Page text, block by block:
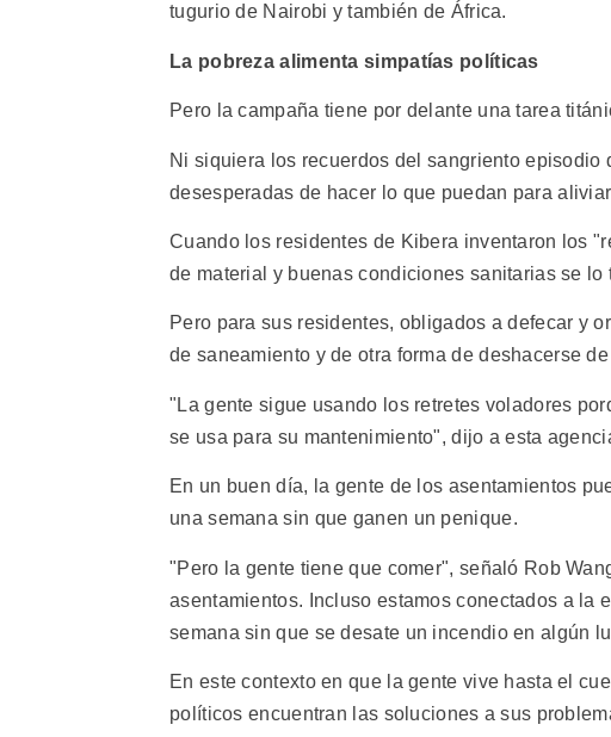
tugurio de Nairobi y también de África.
La pobreza alimenta simpatías políticas
Pero la campaña tiene por delante una tarea
Ni siquiera los recuerdos del sangriento
desesperadas de hacer lo que puedan para
Cuando los residentes de Kibera inventaron los
de material y buenas condiciones sanitarias se lo
Pero para sus residentes, obligados a defecar y
de saneamiento y de otra forma de deshacerse
"La gente sigue usando los retretes voladores
se usa para su mantenimiento", dijo a esta
En un buen día, la gente de los asentamientos
una semana sin que ganen un penique.
"Pero la gente tiene que comer", señaló Rob
asentamientos. Incluso estamos conectados a la
semana sin que se desate un incendio en algún
En este contexto en que la gente vive hasta el
políticos encuentran las soluciones a sus